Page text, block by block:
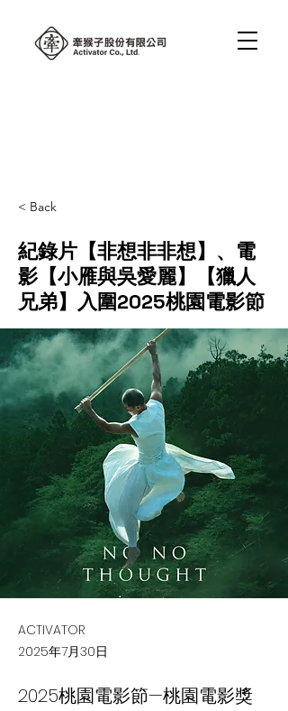
< Back
紀錄片【非想非非想】、電
影【小雁與吳愛麗】【獵人
兄弟】入圍2025桃園電影節
ACTIVATOR
2025年7月30日
2025桃園電影節—桃園電影獎